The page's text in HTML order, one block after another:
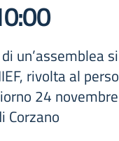
un’assemblea
rivolta al
24
Corzano